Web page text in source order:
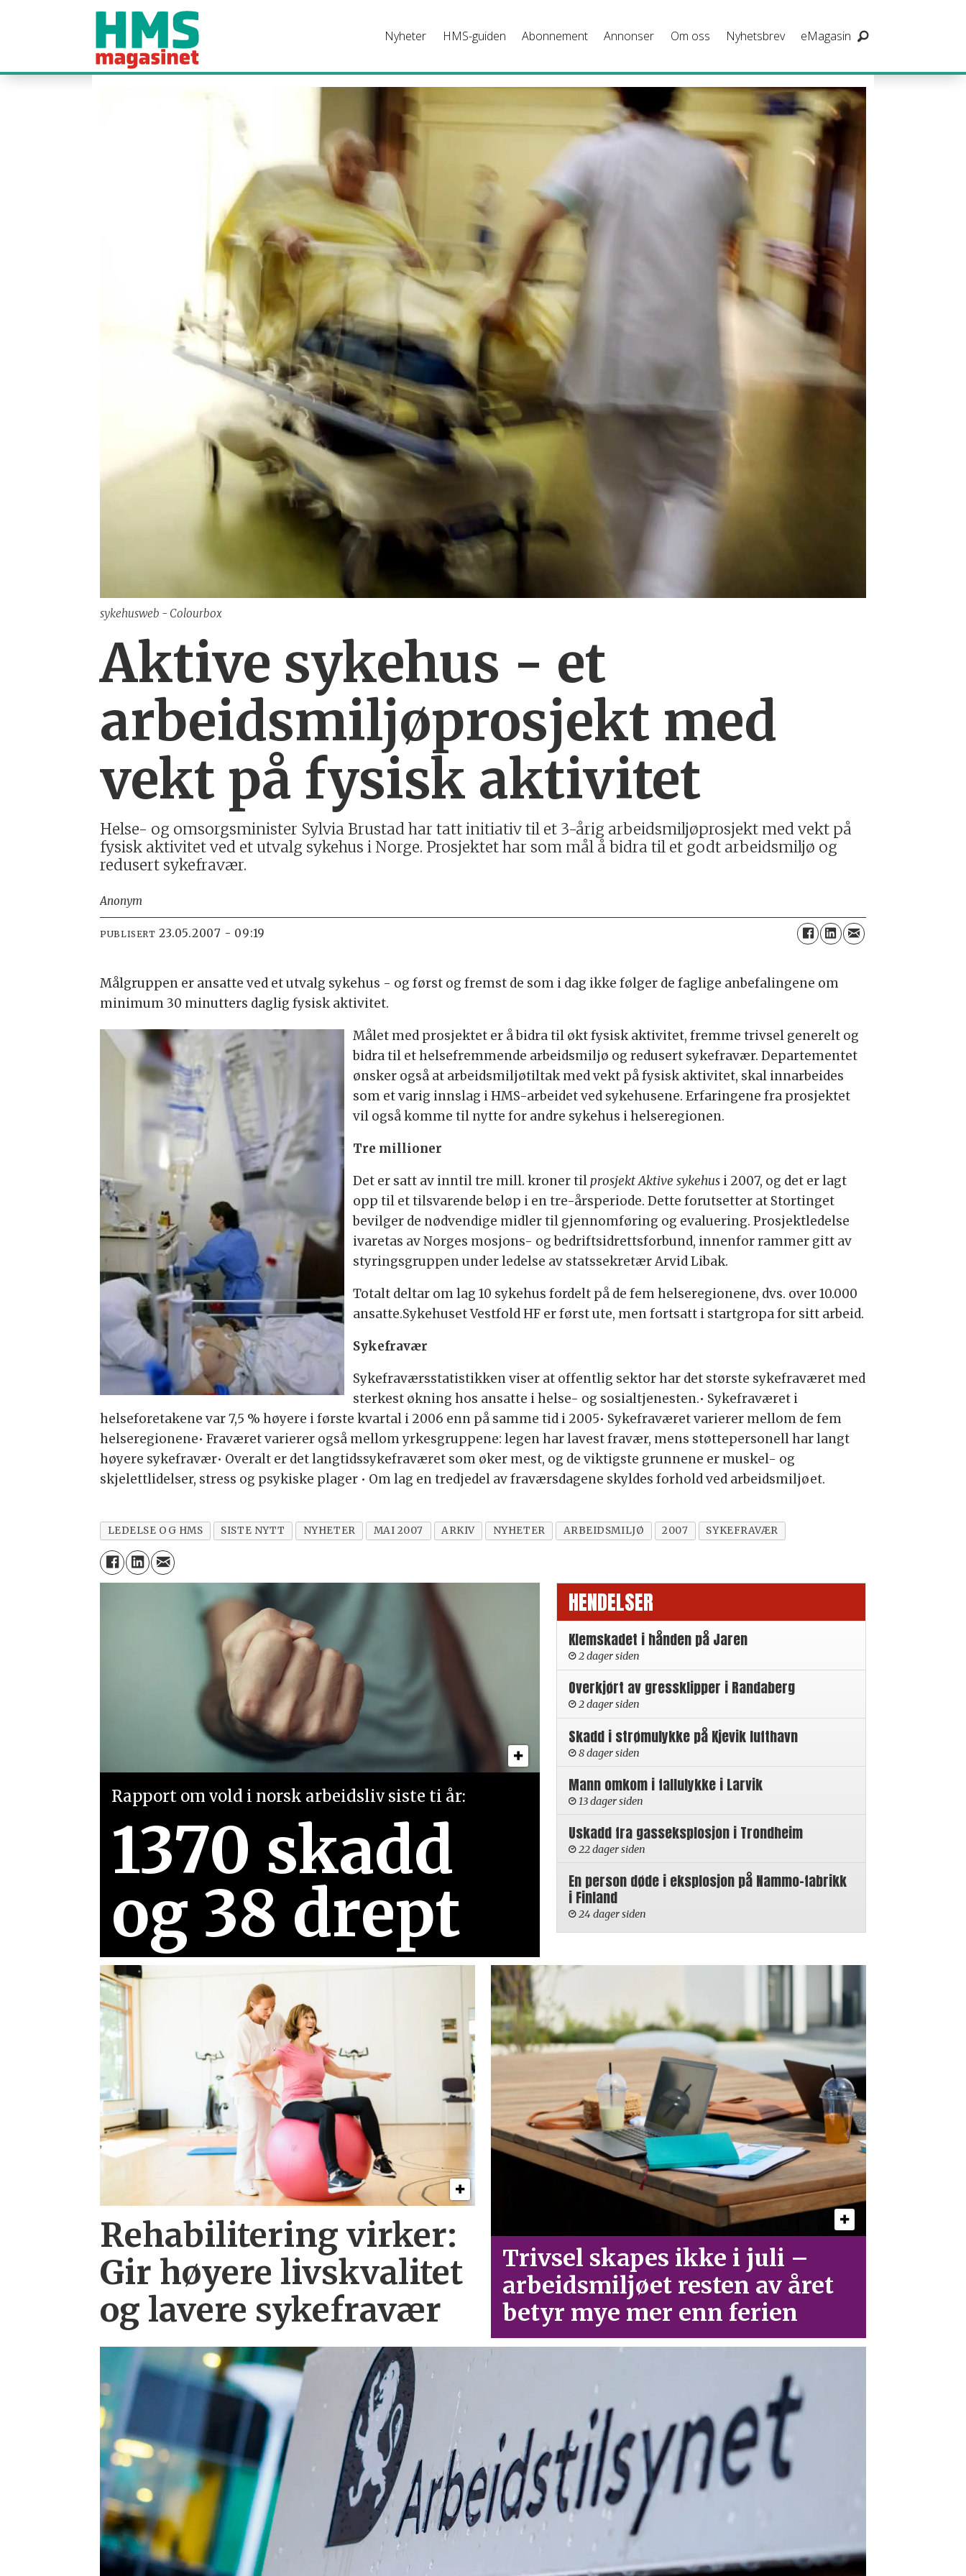
Nyheter HMS-guiden Abonnement Annonser Om oss Nyhetsbrev eMagasin
sykehusweb - Colourbox
Aktive sykehus - et
arbeidsmiljøprosjekt med
vekt på fysisk aktivitet
Helse- og omsorgsminister Sylvia Brustad har tatt initiativ til et 3-årig arbeidsmiljøprosjekt med vekt på
fysisk aktivitet ved et utvalg sykehus i Norge. Prosjektet har som mål å bidra til et godt arbeidsmiljø og
redusert sykefravær.
Anonym
PUBLISERT 23.05.2007 - 09:19
Målgruppen er ansatte ved et utvalg sykehus - og først og fremst de som i dag ikke følger de faglige anbefalingene om
minimum 30 minutters daglig fysisk aktivitet.
Målet med prosjektet er å bidra til økt fysisk aktivitet, fremme trivsel generelt og
bidra til et helsefremmende arbeidsmiljø og redusert sykefravær. Departementet
ønsker også at arbeidsmiljøtiltak med vekt på fysisk aktivitet, skal innarbeides
som et varig innslag i HMS-arbeidet ved sykehusene. Erfaringene fra prosjektet
vil også komme til nytte for andre sykehus i helseregionen.
Tre millioner
Det er satt av inntil tre mill. kroner tilprosjekt Aktive sykehusi 2007, og det er lagt
opp til et tilsvarende beløp i en tre-årsperiode. Dette forutsetter at Stortinget
bevilger de nødvendige midler til gjennomføring og evaluering. Prosjektledelse
ivaretas av Norges mosjons- og bedriftsidrettsforbund, innenfor rammer gitt av
styringsgruppen under ledelse av statssekretær Arvid Libak.
Totalt deltar om lag 10 sykehus fordelt på de fem helseregionene, dvs. over 10.000
ansatte.Sykehuset Vestfold HF er først ute, men fortsatt i startgropa for sitt arbeid.
Sykefravær
Sykefraværsstatistikken viser at offentlig sektor har det største sykefraværet med
sterkest økning hos ansatte i helse- og sosialtjenesten.• Sykefraværet i
helseforetakene var 7,5 % høyere i første kvartal i 2006 enn på samme tid i 2005• Sykefraværet varierer mellom de fem
helseregionene• Fraværet varierer også mellom yrkesgruppene: legen har lavest fravær, mens støttepersonell har langt
høyere sykefravær• Overalt er det langtidssykefraværet som øker mest, og de viktigste grunnene er muskel- og
skjelettlidelser, stress og psykiske plager • Om lag en tredjedel av fraværsdagene skyldes forhold ved arbeidsmiljøet.
LEDELSE OG HMS SISTE NYTT NYHETER MAI 2007 ARKIV NYHETER ARBEIDSMILJØ 2007 SYKEFRAVÆR
Rapport om vold i norsk arbeidsliv siste ti år:
1370 skadd
og 38 drept
HENDELSER
Klemskadet i hånden på Jaren
2 dager siden
Overkjørt av gressklipper i Randaberg
2 dager siden
Skadd i strømulykke på Kjevik lufthavn
8 dager siden
Mann omkom i fallulykke i Larvik
13 dager siden
Uskadd fra gasseksplosjon i Trondheim
22 dager siden
En person døde i eksplosjon på Nammo-fabrikk
i Finland
24 dager siden
Rehabilitering virker:
Gir høyere livskvalitet
og lavere sykefravær
Trivsel skapes ikke i juli –
arbeid­smiljøet resten av året
betyr mye mer enn ferien